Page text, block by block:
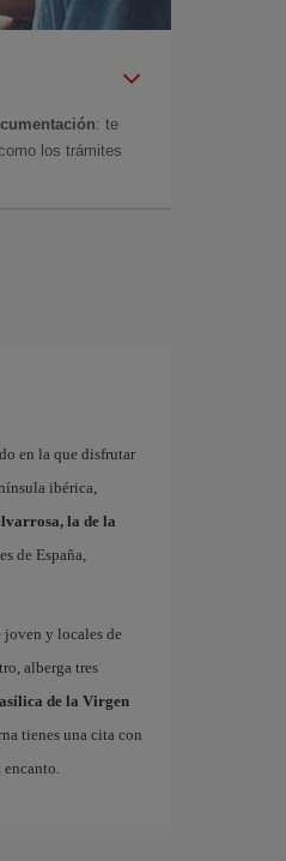
: te
los trámites
en la que disfrutar
ibérica,
la de la
de España,
joven y locales de
alberga tres
de la Virgen
tienes una cita con
encanto.